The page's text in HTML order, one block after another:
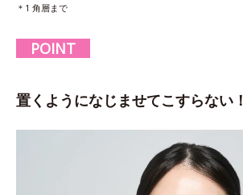
＊1 角層まで
POINT
置くようになじませてこすらない！